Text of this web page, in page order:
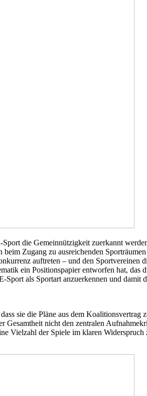
die Gemeinnützigkeit zuerkannt
Zugang zu ausreichenden
auftreten – und den
ein Positionspapier entworfen hat, das
als Sportart anzuerkennen und
sie die Pläne aus dem
nicht den zentralen
Vielzahl der Spiele im klaren